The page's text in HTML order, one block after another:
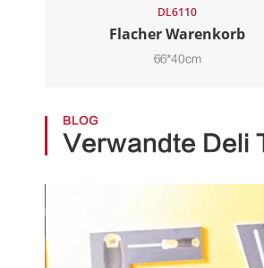
DL6110
Flacher Warenkorb
66*40cm
BLOG
Verwandte Deli